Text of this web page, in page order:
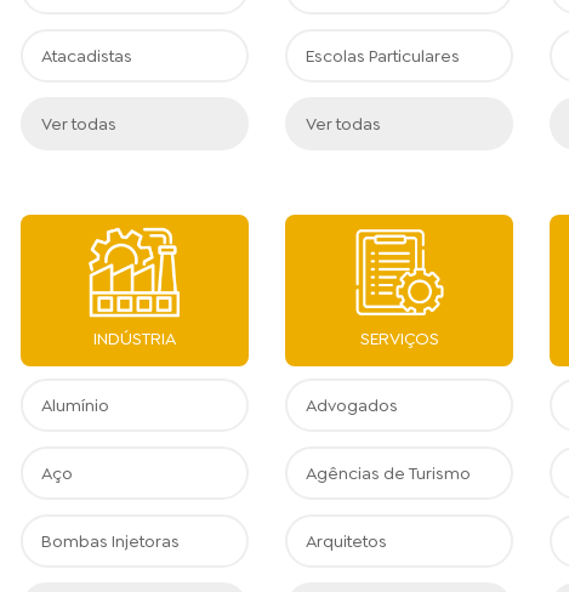
Atacadistas
Ver todas
Escolas Particulares
Ver todas
INDÚSTRIA
Alumínio
Aço
Bombas Injetoras
SERVIÇOS
Advogados
Agências de Turismo
Arquitetos